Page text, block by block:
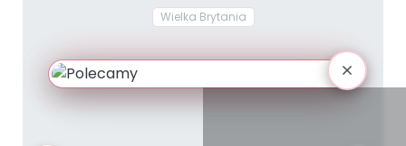
Wielka Brytania